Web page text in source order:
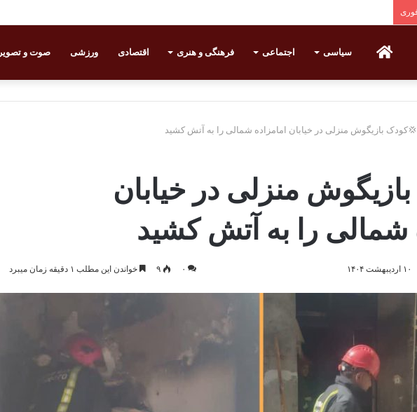
سیاسی اجتماعی فرهنگی و هنری اقتصادی ورزشی صوت و تصویر
💢کودک بازیگوش منزلی در خیابان امامزاده شمالی را به آتش کشید
منزلی در خیابان
شمالی را به آتش کشید
۱۰ اردیبهشت ۱۴۰۴ ۰ ۹ خواندن این مطلب ۱ دقیقه زمان میبرد